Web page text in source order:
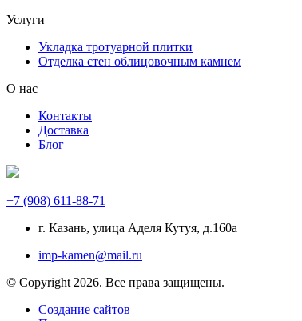
Услуги
Укладка тротуарной плитки
Отделка стен облицовочным камнем
О нас
Контакты
Доставка
Блог
+7 (908) 611-88-71
г. Казань, улица Аделя Кутуя, д.160а
imp-kamen@mail.ru
© Copyright 2026. Все права защищены.
Создание сайтов